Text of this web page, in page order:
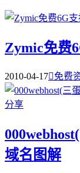
Zymic免费
2010-04-17免费
域名图解